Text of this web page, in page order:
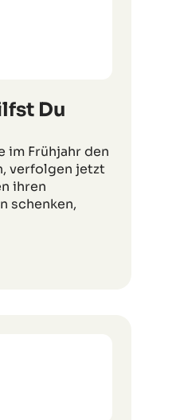
Du
im Frühjahr den
verfolgen jetzt
ihren
schenken,